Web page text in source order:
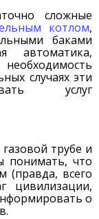
сложные
котлом,
баками
автоматика,
случаях эти
услуг
трубе и
понимать, что
(правда, всего
цивилизации,
о